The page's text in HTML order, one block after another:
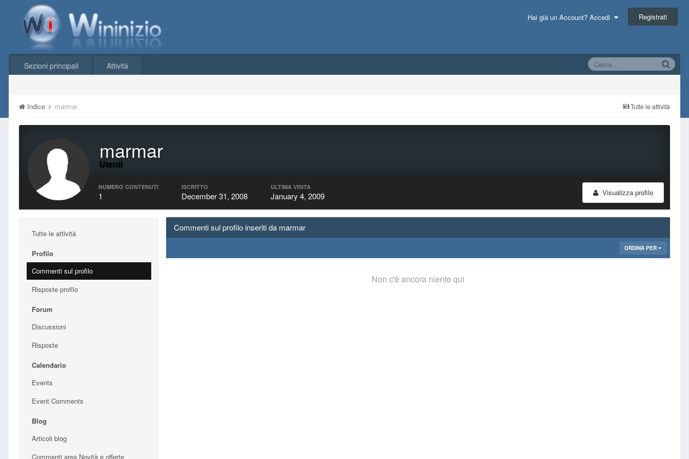
Hai già un Account? Accedi Registrati
Sezioni principali Attività
Tutte le attività
Indice marmar
marmar
Utenti
Visualizza profilo
NUMERO CONTENUTI
1
ISCRITTO
December 31, 2008
ULTIMA VISITA
January 4, 2009
Tutte le attività
Profilo
Commenti sul profilo
Risposte profilo
Forum
Discussioni
Risposte
Calendario
Events
Event Comments
Blog
Articoli blog
Commenti area Novità e offerte
Commenti sul profilo inseriti da marmar
ORDINA PER
Non c'è ancora niente qui